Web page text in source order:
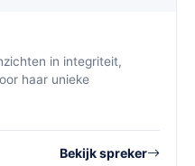
in integriteit,
haar unieke
Bekijk spreker